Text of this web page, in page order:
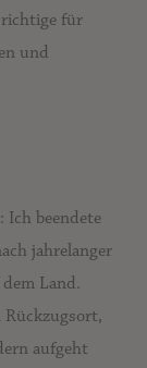
richtige für
und
Ich beendete
jahrelanger
Land.
Rückzugsort,
aufgeht